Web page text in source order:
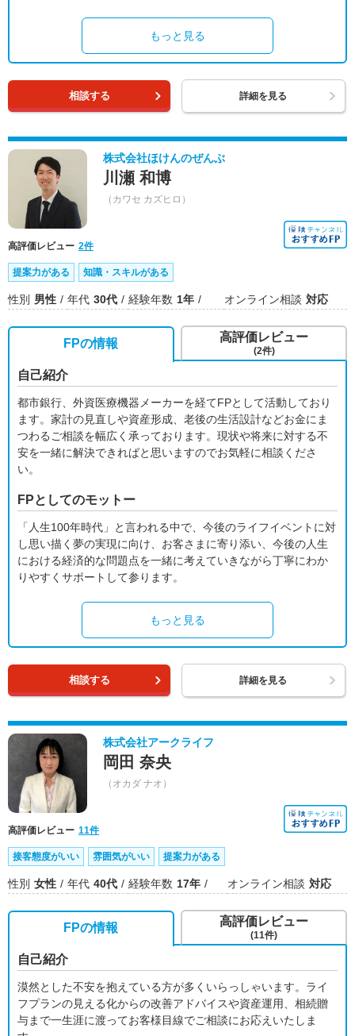
もっと見る
相談する 詳細を見る
株式会社ほけんのぜんぶ
川瀬 和博
（カワセ カズヒロ）
高評価レビュー 2件
提案力がある 知識・スキルがある
性別 男性 年代 30代 経験年数 1年 オンライン相談 対応
FPの情報
自己紹介
都市銀行、外資医療機器メーカーを経てFPとして活動しており
ます。家計の見直しや資産形成、老後の生活設計などお金にま
つわるご相談を幅広く承っております。現状や将来に対する不
安を一緒に解決できればと思いますのでお気軽に相談くださ
い。
FPとしてのモットー
「人生100年時代」と言われる中で、今後のライフイベントに対
し思い描く夢の実現に向け、お客さまに寄り添い、今後の人生
における経済的な問題点を一緒に考えていきながら丁寧にわか
りやすくサポートして参ります。
もっと見る
高評価レビュー
(2件)
相談する 詳細を見る
株式会社アークライフ
岡田 奈央
（オカダ ナオ）
高評価レビュー 11件
接客態度がいい 雰囲気がいい 提案力がある
性別 女性 年代 40代 経験年数 17年 オンライン相談 対応
FPの情報
自己紹介
漠然とした不安を抱えている方が多くいらっしゃいます。ライ
フプランの見える化からの改善アドバイスや資産運用、相続贈
与まで一生涯に渡ってお客様目線でご相談にお応えいたしま
高評価レビュー
(11件)